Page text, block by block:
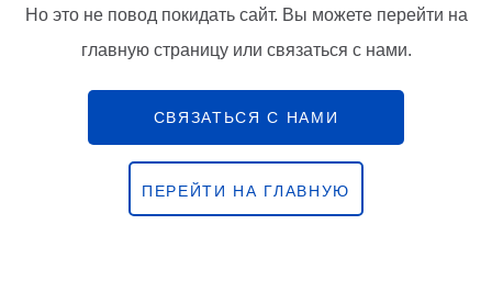
Но это не повод покидать сайт. Вы можете перейти на
главную страницу или связаться с нами.
СВЯЗАТЬСЯ С НАМИ
ПЕРЕЙТИ НА ГЛАВНУЮ